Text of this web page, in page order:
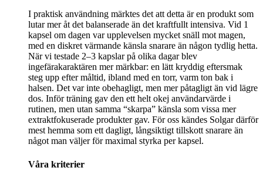
I praktisk användning märktes det att detta är en produkt som
lutar mer åt det balanserade än det kraftfullt intensiva. Vid 1
kapsel om dagen var upplevelsen mycket snäll mot magen,
med en diskret värmande känsla snarare än någon tydlig hetta.
När vi testade 2–3 kapslar på olika dagar blev
ingefärakaraktären mer märkbar: en lätt kryddig eftersmak
steg upp efter måltid, ibland med en torr, varm ton bak i
halsen. Det var inte obehagligt, men mer påtagligt än vid lägre
dos. Inför träning gav den ett helt okej användarvärde i
rutinen, men utan samma “skarpa” känsla som vissa mer
extraktfokuserade produkter gav. För oss kändes Solgar därför
mest hemma som ett dagligt, långsiktigt tillskott snarare än
något man väljer för maximal styrka per kapsel.
Våra kriterier